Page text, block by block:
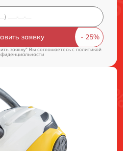
заявку
заявку" Вы соглашаетесь cполитикой